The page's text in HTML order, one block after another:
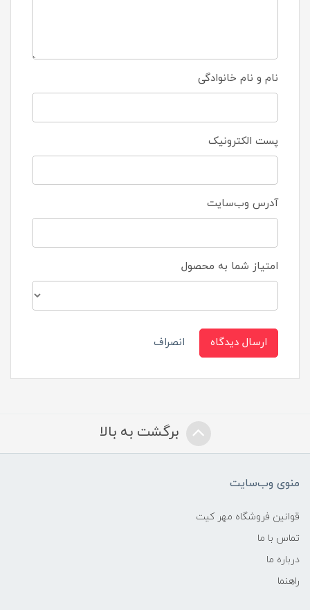
نام و نام خانوادگی
پست الکترونیک
آدرس وب‌سایت
امتیاز شما به محصول
ارسال دیدگاه انصراف
برگشت به بالا
منوی وب‌سایت
قوانین فروشگاه مهر کیت
تماس با ما
درباره ما
راهنما